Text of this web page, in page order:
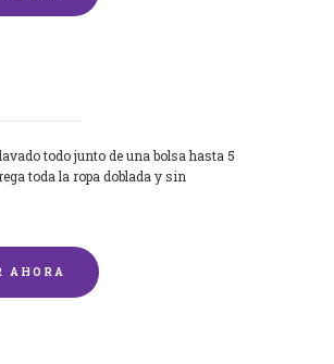
todo junto de una bolsa hasta 5
toda la ropa doblada y sin
AHORA